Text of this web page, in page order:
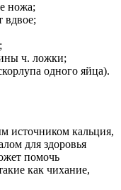
ножа;
вдвое;
ч. ложки;
одного яйца).
источником кальция,
для здоровья
помочь
как чихание,